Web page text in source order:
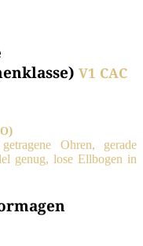
V1 CAC
)
Ohren, gera­de
genug, lose Ell­bo­gen in